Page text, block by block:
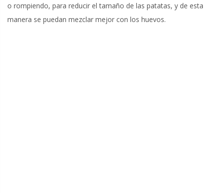
o rompiendo, para reducir el tamaño de las patatas, y de esta
manera se puedan mezclar mejor con los huevos.